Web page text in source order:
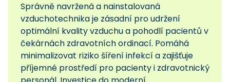
Správně navržená a nainstalovaná
vzduchotechnika je zásadní pro udržení
optimální kvality vzduchu a pohodlí pacientů v
čekárnách zdravotních ordinací. Pomáhá
minimalizovat riziko šíření infekcí a zajišťuje
příjemné prostředí pro pacienty i zdravotnický